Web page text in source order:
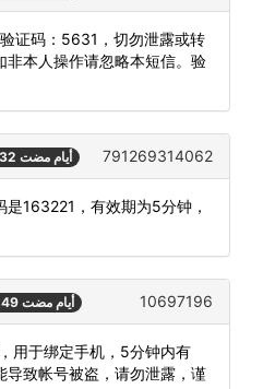
证码：5631，切勿泄露或转
非本人操作请忽略本短信。验
232 أيام مضت 791269314062
是163221，有效期为5分钟，
249 أيام مضت 10697196
用于绑定手机，5分钟内有
导致帐号被盗，请勿泄露，谨